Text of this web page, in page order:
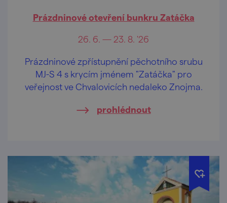
Prázdninové otevření bunkru Zatáčka
26. 6. — 23. 8. '26
Prázdninové zpřístupnění pěchotního srubu
MJ-S 4 s krycím jménem "Zatáčka" pro
veřejnost ve Chvalovicích nedaleko Znojma.
prohlédnout